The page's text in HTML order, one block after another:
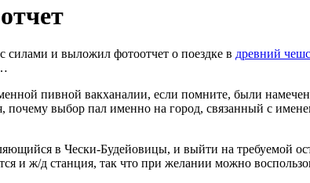
и выложил фотоотчет о поездке в древний
пивной вакханалии, если помните, были
почему выбор пал именно на город, связанный с
в Чески-Будейовицы, и выйти на требуемой
и ж/д станция, так что при желании можно